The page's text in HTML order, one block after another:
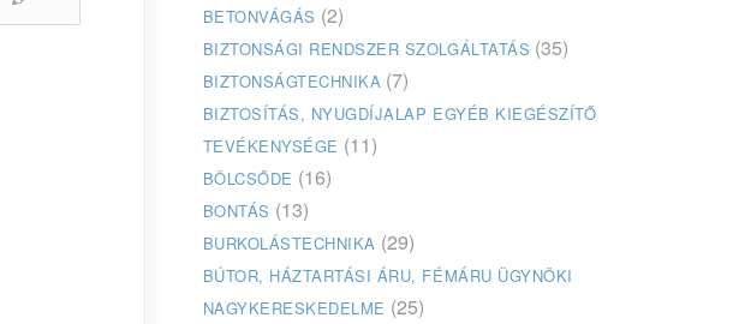
BETONVÁGÁS (2)
BIZTONSÁGI RENDSZER SZOLGÁLTATÁS (35)
BIZTONSÁGTECHNIKA (7)
BIZTOSÍTÁS, NYUGDÍJALAP EGYÉB KIEGÉSZÍTŐ
TEVÉKENYSÉGE (11)
BÖLCSŐDE (16)
BONTÁS (13)
BURKOLÁSTECHNIKA (29)
BÚTOR, HÁZTARTÁSI ÁRU, FÉMÁRU ÜGYNÖKI
NAGYKERESKEDELME (25)